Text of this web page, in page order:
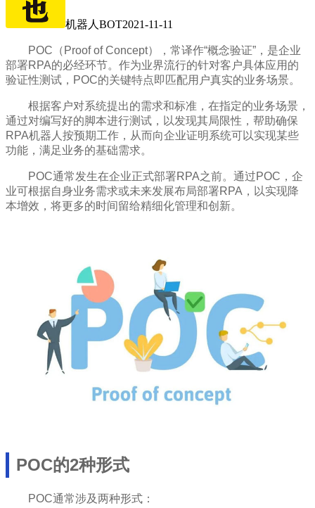
机器人BOT2021-11-11
POC（Proof of Concept），常译作“概念验证”，是企业
部署RPA的必经环节。作为业界流行的针对客户具体应用的
验证性测试，POC的关键特点即匹配用户真实的业务场景。
根据客户对系统提出的需求和标准，在指定的业务场景，
通过对编写好的脚本进行测试，以发现其局限性，帮助确保
RPA机器人按预期工作，从而向企业证明系统可以实现某些
功能，满足业务的基础需求。
POC通常发生在企业正式部署RPA之前。通过POC，企
业可根据自身业务需求或未来发展布局部署RPA，以实现降
本增效，将更多的时间留给精细化管理和创新。
POC的2种形式
POC通常涉及两种形式：